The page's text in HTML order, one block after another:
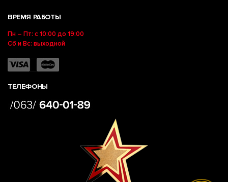
ВРЕМЯ РАБОТЫ
Пн – Пт: с 10:00 до 19:00
Сб и Вс: выходной
ТЕЛЕФОНЫ